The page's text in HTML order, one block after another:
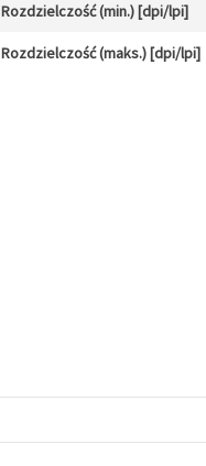
Rozdzielczość (min.) [dpi/lpi]
Rozdzielczość (maks.) [dpi/lpi]